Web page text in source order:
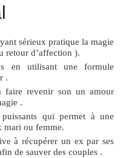
sérieux pratique la magie
retour d’affection ).
en utilisant une formule
.
faire revenir son un amour
.
qui permet à une
mari ou femme.
à récupérer un ex par ses
de sauver des couples .